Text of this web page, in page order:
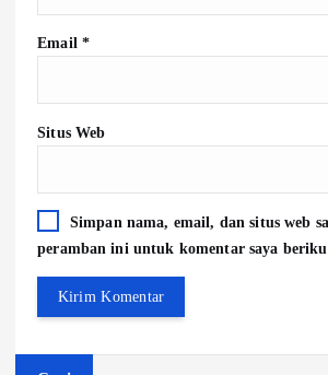
Email *
Situs Web
Simpan nama, email, dan situs web
peramban ini untuk komentar saya